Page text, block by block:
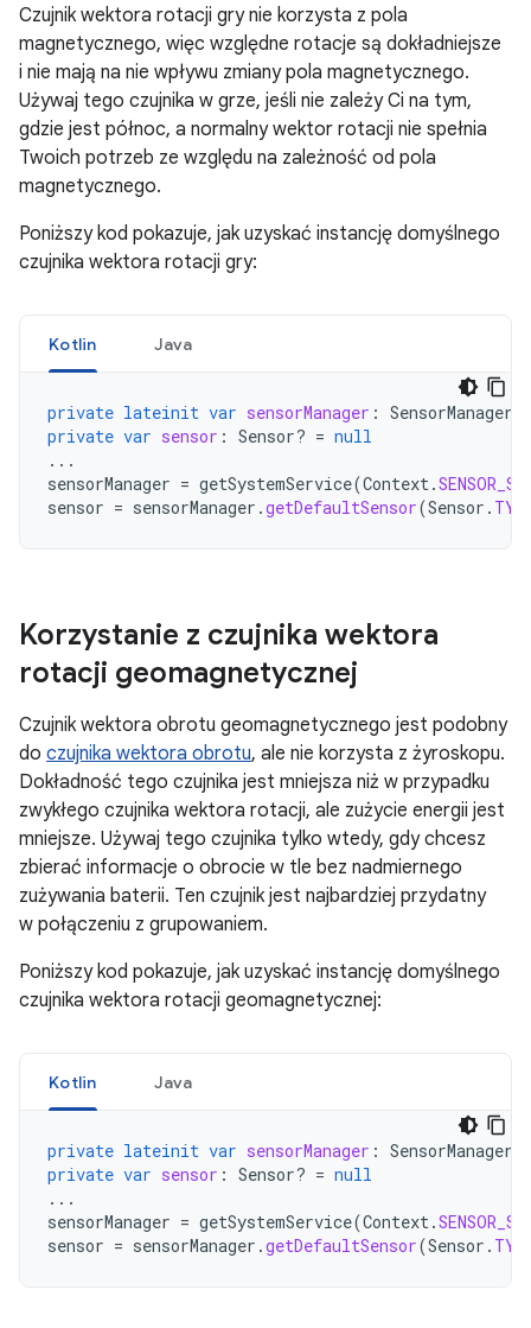
Czujnik wektora rotacji gry nie korzysta z pola
magnetycznego, więc względne rotacje są dokładniejsze
i nie mają na nie wpływu zmiany pola magnetycznego.
Używaj tego czujnika w grze, jeśli nie zależy Ci na tym,
gdzie jest północ, a normalny wektor rotacji nie spełnia
Twoich potrzeb ze względu na zależność od pola
magnetycznego.
Poniższy kod pokazuje, jak uzyskać instancję domyślnego
czujnika wektora rotacji gry:
Kotlin Java
private lateinit var sensorManager : SensorManager
private var sensor : Sensor? = null
...
sensorManager = getSystemService(Context.
sensor = sensorManager .getDefaultSensor(Sensor .
Korzystanie z czujnika wektora
rotacji geomagnetycznej
Czujnik wektora obrotu geomagnetycznego jest podobny
do czujnika wektora obrotu, ale nie korzysta z żyroskopu.
Dokładność tego czujnika jest mniejsza niż w przypadku
zwykłego czujnika wektora rotacji, ale zużycie energii jest
mniejsze. Używaj tego czujnika tylko wtedy, gdy chcesz
zbierać informacje o obrocie w tle bez nadmiernego
zużywania baterii. Ten czujnik jest najbardziej przydatny
w połączeniu z grupowaniem.
Poniższy kod pokazuje, jak uzyskać instancję domyślnego
czujnika wektora rotacji geomagnetycznej:
Kotlin Java
private lateinit var sensorManager : SensorManager
private var sensor : Sensor? = null
...
sensorManager = getSystemService(Context.
sensor = sensorManager .getDefaultSensor(Sensor .